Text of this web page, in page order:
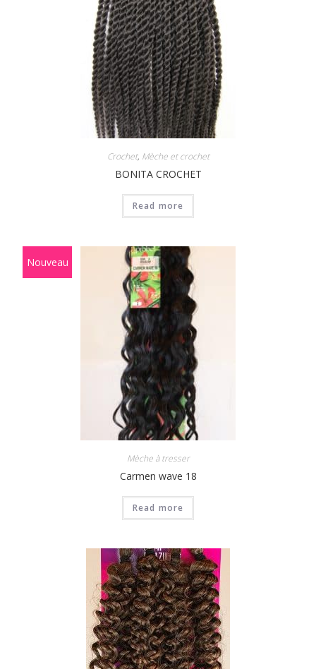
Crochet, Mèche et crochet
BONITA CROCHET
Read more
Nouveau
Mèche à tresser
Carmen wave 18
Read more